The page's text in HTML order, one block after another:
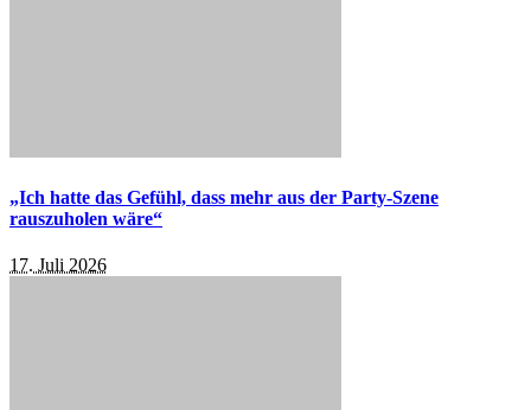
„Ich hatte das Gefühl, dass mehr aus der Party-Szene
rauszuholen wäre“
17. Juli 2026